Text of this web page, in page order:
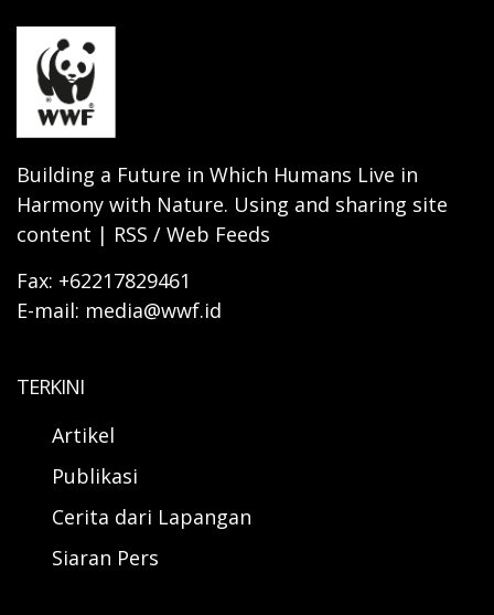
Building a Future in Which Humans Live in
Harmony with Nature. Using and sharing site
content | RSS / Web Feeds
Fax: +62217829461
E-mail: media@wwf.id
TERKINI
Artikel
Publikasi
Cerita dari Lapangan
Siaran Pers